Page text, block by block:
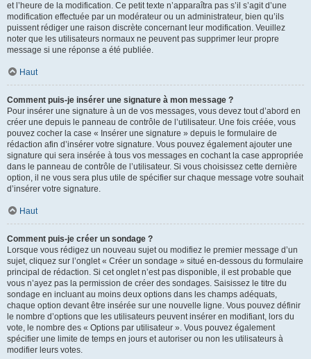
et l’heure de la modification. Ce petit texte n’apparaîtra pas s’il s’agit d’une
modification effectuée par un modérateur ou un administrateur, bien qu’ils
puissent rédiger une raison discrète concernant leur modification. Veuillez
noter que les utilisateurs normaux ne peuvent pas supprimer leur propre
message si une réponse a été publiée.
Haut
Comment puis-je insérer une signature à mon message ?
Pour insérer une signature à un de vos messages, vous devez tout d’abord en
créer une depuis le panneau de contrôle de l’utilisateur. Une fois créée, vous
pouvez cocher la case « Insérer une signature » depuis le formulaire de
rédaction afin d’insérer votre signature. Vous pouvez également ajouter une
signature qui sera insérée à tous vos messages en cochant la case appropriée
dans le panneau de contrôle de l’utilisateur. Si vous choisissez cette dernière
option, il ne vous sera plus utile de spécifier sur chaque message votre souhait
d’insérer votre signature.
Haut
Comment puis-je créer un sondage ?
Lorsque vous rédigez un nouveau sujet ou modifiez le premier message d’un
sujet, cliquez sur l’onglet « Créer un sondage » situé en-dessous du formulaire
principal de rédaction. Si cet onglet n’est pas disponible, il est probable que
vous n’ayez pas la permission de créer des sondages. Saisissez le titre du
sondage en incluant au moins deux options dans les champs adéquats,
chaque option devant être insérée sur une nouvelle ligne. Vous pouvez définir
le nombre d’options que les utilisateurs peuvent insérer en modifiant, lors du
vote, le nombre des « Options par utilisateur ». Vous pouvez également
spécifier une limite de temps en jours et autoriser ou non les utilisateurs à
modifier leurs votes.